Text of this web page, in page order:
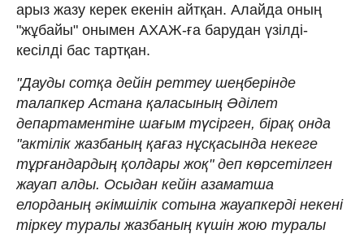
арыз жазу керек екенін айтқан. Алайда оның
"жұбайы" онымен АХАЖ-ға барудан үзілді-
кесілді бас тартқан.
"Дауды сотқа дейін реттеу шеңберінде
талапкер Астана қаласының Әділет
департаментіне шағым түсірген, бірақ онда
"актілік жазбаның қағаз нұсқасында некеге
тұрғандардың қолдары жоқ" деп көрсетілген
жауап алды. Осыдан кейін азаматша
елорданың әкімшілік сотына жауапкерді некені
тіркеу туралы жазбаның күшін жою туралы